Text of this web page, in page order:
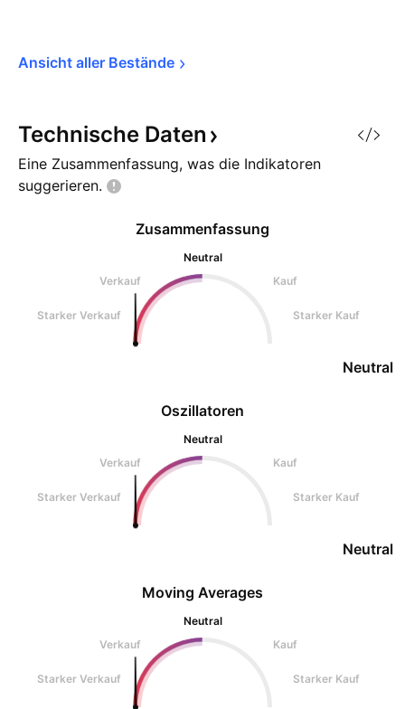
Ansicht aller Bestände
Technische Daten
Eine Zusammenfassung, was die Indikatoren
suggerieren.
Oszillatoren
Neutral
Verkauf
Kauf
Starker Verkauf Starker Kauf
Neutral
Zusammenfassung
Neutral
Verkauf
Kauf
Starker Verkauf Starker Kauf
Neutral
Moving Averages
Neutral
Verkauf
Kauf
Starker Verkauf Starker Kauf